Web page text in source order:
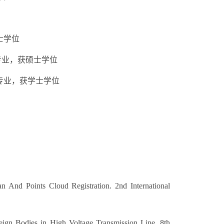
学位
，获硕士学位
业，获学士学位
And Points Cloud Registration. 2nd International